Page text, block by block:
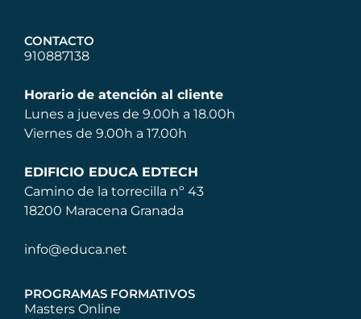
CONTACTO
910887138
Horario de atención al cliente
Lunes a jueves de 9.00h a 18.00h
Viernes de 9.00h a 17.00h
EDIFICIO EDUCA EDTECH
Camino de la torrecilla nº 43
18200 Maracena Granada
info@educa.net
PROGRAMAS FORMATIVOS
Masters Online